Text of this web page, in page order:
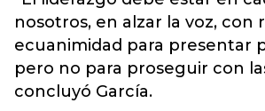
nosotros, en alzar la voz, con
ecuanimidad para presentar
pero no para proseguir con
concluyó García.